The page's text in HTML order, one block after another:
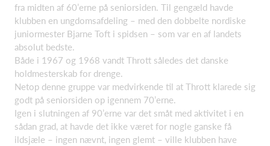
fra midten af 60’erne på seniorsiden. Til gengæld havde
klubben en ungdomsafdeling – med den dobbelte nordiske
juniormester Bjarne Toft i spidsen – som var en af landets
absolut bedste.
Både i 1967 og 1968 vandt Thrott således det danske
holdmesterskab for drenge.
Netop denne gruppe var medvirkende til at Thrott klarede sig
godt på seniorsiden op igennem 70’erne.
Igen i slutningen af 90’erne var det småt med aktivitet i en
sådan grad, at havde det ikke været for nogle ganske få
ildsjæle – ingen nævnt, ingen glemt – ville klubben have